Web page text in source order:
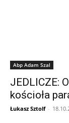
Abp Adam Szal
JEDLICZE:
kościoła
Łukasz Sztolf -